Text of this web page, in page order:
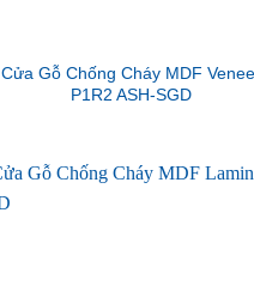
Cửa Gỗ Chống Cháy MDF
P1R2 ASH-SGD